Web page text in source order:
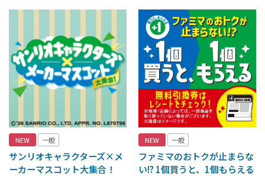
NEW 一般
サンリオキャラクターズ×メ
ーカーマスコット大集合！
NEW 一般
ファミマのおトクが止まらな
い!? 1個買うと、1個もらえる